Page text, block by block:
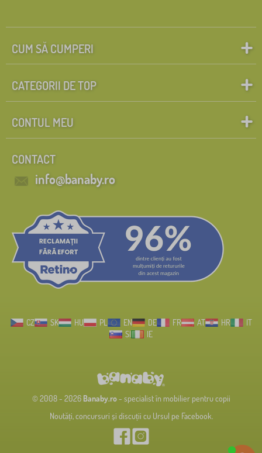
CUM SĂ CUMPERI
CATEGORII DE TOP
CONTUL MEU
CONTACT
info@banaby.ro
CZ SK HU PL EN DE FR AT HR
IT
SI
IE
© 2008 - 2026 Banaby.ro- specialist în mobilier pentru copii
Noutăți, concursuri și discuții cu Ursul pe Facebook.